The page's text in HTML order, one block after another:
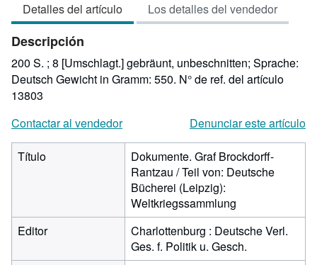
4
de
5
estrellas
Detalles del artículo Los detalles del vendedor
Descripción
200 S. ; 8 [Umschlagt.] gebräunt, unbeschnitten; Sprache:
Deutsch Gewicht in Gramm: 550. N° de ref. del artículo
13803
Contactar al vendedor
Denunciar este artículo
Título
Dokumente. Graf Brockdorff-
Rantzau / Teil von: Deutsche
Bücherei (Leipzig):
Weltkriegssammlung
Editor
Charlottenburg : Deutsche Verl.
Ges. f. Politik u. Gesch.